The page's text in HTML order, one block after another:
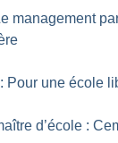
management
Pour une école
d’école :